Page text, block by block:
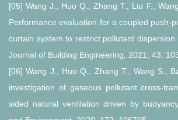
[05] Wang J., Huo Q., Zhang T., Liu F.,
Performance evaluation for a coupled push-
curtain system to restrict pollutant dispersion
Journal of Building Engineering, 2021, 43:
[06] Wang J., Huo Q., Zhang T., Wang S.,
investigation of gaseous pollutant cross-
sided natural ventilation driven by